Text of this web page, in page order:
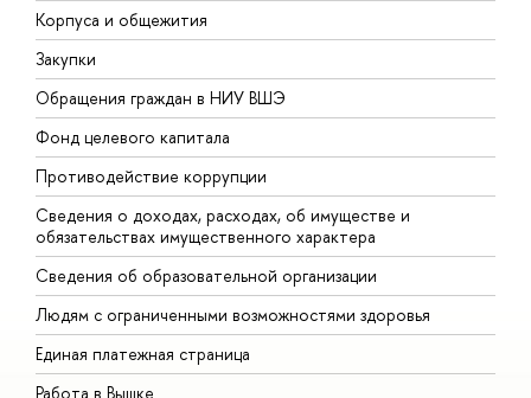
Корпуса и общежития
Закупки
Обращения граждан в НИУ ВШЭ
Фонд целевого капитала
Противодействие коррупции
Сведения о доходах, расходах, об имуществе и
обязательствах имущественного характера
Сведения об образовательной организации
Людям с ограниченными возможностями здоровья
Единая платежная страница
Работа в Вышке